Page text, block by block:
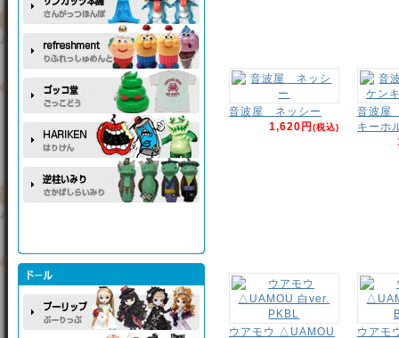
音波屋 ネッシー
1,620円(税込)
音波
キーホ
ウアモウ △UAMOU
ウアモ